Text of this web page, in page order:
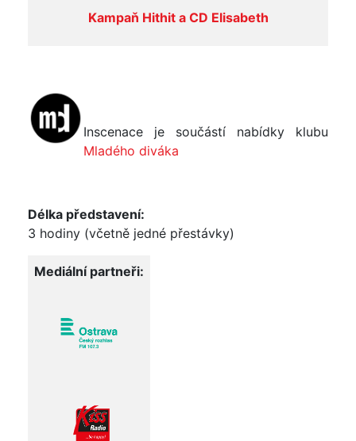
Kampaň Hithit a CD Elisabeth
Inscenace je součástí nabídky klubu
Mladého diváka
Délka představení:
3 hodiny (včetně jedné přestávky)
Mediální partneři: